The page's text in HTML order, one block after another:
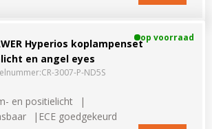
Hyperios koplampenset
en angel eyes
CR-3007-P-ND5S
op voorraad
en positielicht
ECE goedgekeurd